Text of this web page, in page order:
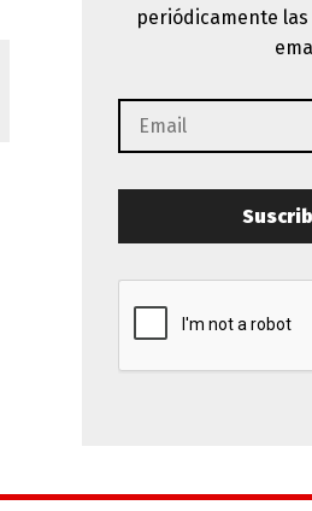
periódicamente